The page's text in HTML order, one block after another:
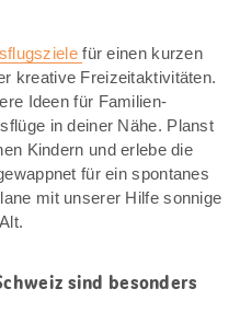
für einen kurzen
kreative Freizeitaktivitäten.
Ideen für Familien-
in deiner Nähe. Planst
Kindern und erlebe die
für ein spontanes
mit unserer Hilfe sonnige
sind besonders